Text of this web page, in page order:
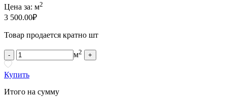
Цена за: м2
3 500.00₽
Товар продается кратно шт
- м2 +
Купить
Итого на сумму